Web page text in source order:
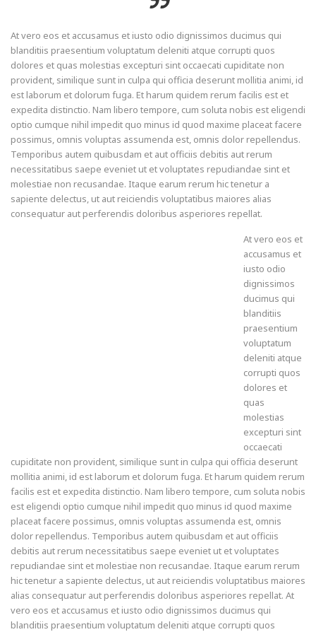
At vero eos et accusamus et iusto odio dignissimos ducimus qui
blanditiis praesentium voluptatum deleniti atque corrupti quos
dolores et quas molestias excepturi sint occaecati cupiditate non
provident, similique sunt in culpa qui officia deserunt mollitia animi, id
est laborum et dolorum fuga. Et harum quidem rerum facilis est et
expedita distinctio. Nam libero tempore, cum soluta nobis est eligendi
optio cumque nihil impedit quo minus id quod maxime placeat facere
possimus, omnis voluptas assumenda est, omnis dolor repellendus.
Temporibus autem quibusdam et aut officiis debitis aut rerum
necessitatibus saepe eveniet ut et voluptates repudiandae sint et
molestiae non recusandae. Itaque earum rerum hic tenetur a
sapiente delectus, ut aut reiciendis voluptatibus maiores alias
consequatur aut perferendis doloribus asperiores repellat.
At vero eos et
accusamus et
iusto odio
dignissimos
ducimus qui
blanditiis
praesentium
voluptatum
deleniti atque
corrupti quos
dolores et
quas
molestias
excepturi sint
occaecati
cupiditate non provident, similique sunt in culpa qui officia deserunt
mollitia animi, id est laborum et dolorum fuga. Et harum quidem rerum
facilis est et expedita distinctio. Nam libero tempore, cum soluta nobis
est eligendi optio cumque nihil impedit quo minus id quod maxime
placeat facere possimus, omnis voluptas assumenda est, omnis
dolor repellendus. Temporibus autem quibusdam et aut officiis
debitis aut rerum necessitatibus saepe eveniet ut et voluptates
repudiandae sint et molestiae non recusandae. Itaque earum rerum
hic tenetur a sapiente delectus, ut aut reiciendis voluptatibus maiores
alias consequatur aut perferendis doloribus asperiores repellat. At
vero eos et accusamus et iusto odio dignissimos ducimus qui
blanditiis praesentium voluptatum deleniti atque corrupti quos